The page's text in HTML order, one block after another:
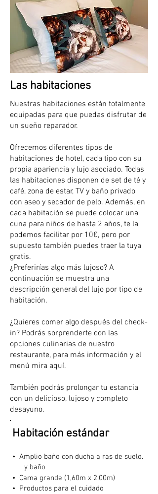
Las habitaciones
Nuestras habitaciones están totalmente
equipadas para que puedas disfrutar de
un sueño reparador.
Ofrecemos diferentes tipos de
habitaciones de hotel, cada tipo con su
propia apariencia y lujo asociado. Todas
las habitaciones disponen de set de té y
café, zona de estar, TV y baño privado
con aseo y secador de pelo. Además, en
cada habitación se puede colocar una
cuna para niños de hasta 2 años, te la
podemos facilitar por 10€, pero por
supuesto también puedes traer la tuya
gratis.
¿Preferirías algo más lujoso? A
continuación se muestra una
descripción general del lujo por tipo de
habitación.
¿Quieres comer algo después del check-
in? Podrás sorprenderte con las
opciones culinarias de nuestro
restaurante, para más información y el
menú mira aquí.
También podrás prolongar tu estancia
con un delicioso, lujoso y completo
desayuno.
Habitación estándar
• Amplio baño con ducha a ras de suelo.
y baño
• Cama grande (1,60m x 2,00m)
• Productos para el cuidado